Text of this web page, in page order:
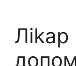
Лikap